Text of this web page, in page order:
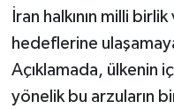
İran halkının milli
hedeflerine
Açıklamada, ülkenin
yönelik bu arzuların